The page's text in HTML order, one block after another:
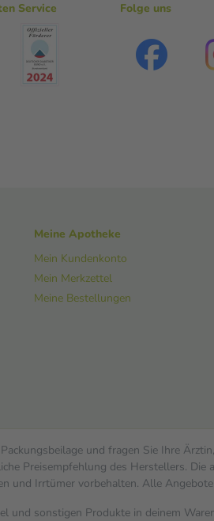
Service Folge uns
Meine Apotheke
Mein Kundenkonto
Mein Merkzettel
Meine Bestellungen
und fragen Sie Ihre
Preisempfehlung des Herstellers.
und Irrtümer vorbehalten. Alle
und sonstigen Produkte in deinem